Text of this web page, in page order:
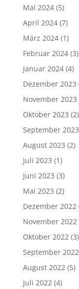
Mai 2024(5)
April 2024(7)
März 2024(1)
Februar 2024(3)
Januar 2024(4)
Dezember 2023
November 2023
Oktober 2023 (2)
September 2023
August 2023 (2)
Juli 2023 (1)
Juni 2023 (3)
Mai 2023 (2)
Dezember 2022
November 2022
Oktober 2022(3)
September 2022
August 2022(5)
Juli 2022(4)